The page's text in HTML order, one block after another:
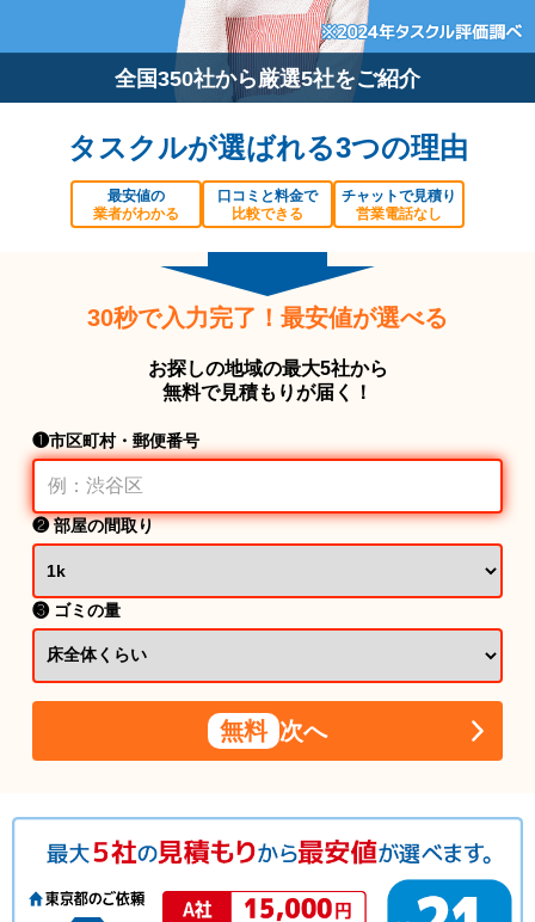
全国350社から厳選5社をご紹介
タスクルが選ばれる3つの理由
最安値の
業者がわかる
口コミと料金で
比較できる
チャットで見積り
営業電話なし
30秒で入力完了！最安値が選べる
お探しの地域の最大5社から
無料で見積もりが届く！
❶市区町村・郵便番号
❷ 部屋の間取り
❸ ゴミの量
無料 次へ